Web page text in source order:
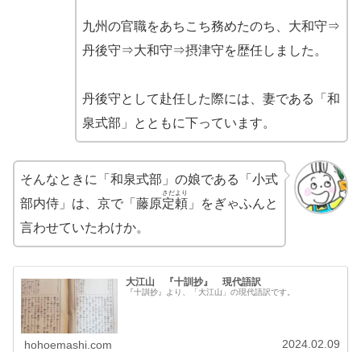
九州の官職をあちこち務めたのち、大和守⇒
丹後守⇒大和守⇒摂津守を歴任しました。
丹後守として赴任した際には、妻である「和
泉式部」とともに下っています。
そんなときに「和泉式部」の娘である「小式
部内侍」は、京で「藤原定頼
さだより
」をぎゃふんと
言わせていたわけか。
大江山 『十訓抄』 現代語訳
『十訓抄』より、「大江山」の現代語訳です。
hohoemashi.com 2024.02.09